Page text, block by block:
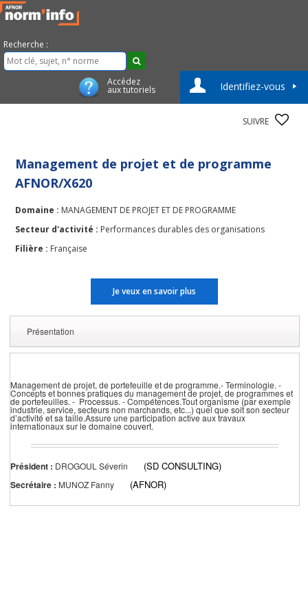
Recherche :
Accédez
aux tutoriels Identifiez-vous
SUIVRE
Management de projet et de programme
AFNOR/X620
Domaine : MANAGEMENT DE PROJET ET DE PROGRAMME
Secteur d'activité : Performances durables des organisations
Filière : Française
Je veux en savoir plus
Présentation
Management de projet, de portefeuille et de programme.- Terminologie. -
Concepts et bonnes pratiques du management de projet, de programmes et
de portefeuilles. - Processus. - Compétences.Tout organisme (par exemple
industrie, service, secteurs non marchands, etc...) quel que soit son secteur
d’activité et sa taille.Assure une participation active aux travaux
internationaux sur le domaine couvert.
Président : DROGOUL Séverin (SD CONSULTING)
Secrétaire : MUNOZ Fanny (AFNOR)